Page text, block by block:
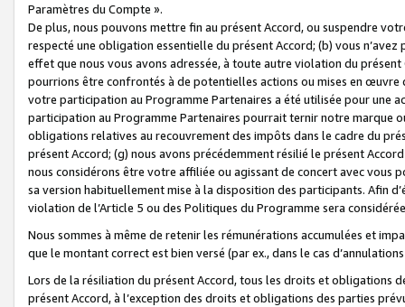
Paramètres du Compte ».
De plus, nous pouvons mettre fin au présent Accord, ou suspendre
respecté une obligation essentielle du présent Accord; (b) vous
effet que nous vous avons adressée, à toute autre violation du
pourrions être confrontés à de potentielles actions ou mises en
votre participation au Programme Partenaires a été utilisée pour une
participation au Programme Partenaires pourrait ternir notre marque
obligations relatives au recouvrement des impôts dans le cadre du
présent Accord; (g) nous avons précédemment résilié le présent
nous considérons être votre affiliée ou agissant de concert avec vous
sa version habituellement mise à la disposition des participants. Afin
violation de l’Article 5 ou des Politiques du Programme sera
Nous sommes à même de retenir les rémunérations accumulées et
que le montant correct est bien versé (par ex., dans le cas
Lors de la résiliation du présent Accord, tous les droits et obligations
présent Accord, à l’exception des droits et obligations des parties